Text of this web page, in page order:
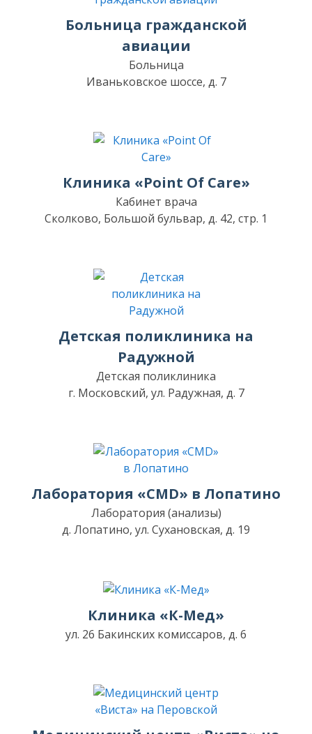
Больница гражданской
авиации
Больница
Иваньковское шоссе, д. 7
Клиника «Point Of Care»
Кабинет врача
Сколково, Большой бульвар, д. 42, стр. 1
Детская поликлиника на
Радужной
Детская поликлиника
г. Московский, ул. Радужная, д. 7
Лаборатория «CMD» в Лопатино
Лаборатория (анализы)
д. Лопатино, ул. Сухановская, д. 19
Клиника «К-Мед»
ул. 26 Бакинских комиссаров, д. 6